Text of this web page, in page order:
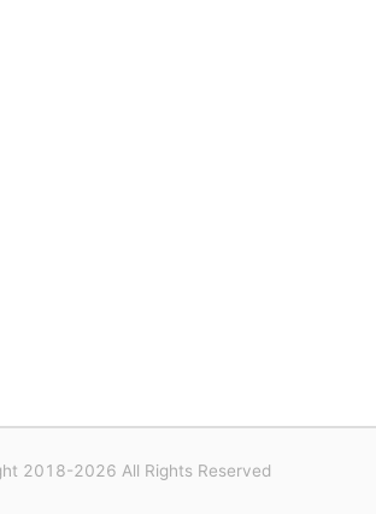
2018-2026 All Rights Reserved